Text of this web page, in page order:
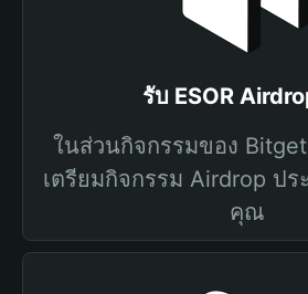
รับ ESOR
ในส่วนกิจกรรมของ Bitget
เตรียมกิจกรรม Airdrop ปร
คุณ